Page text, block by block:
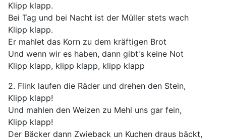
Klipp klapp.
Bei Tag und bei Nacht ist der Müller stets wach
Klipp klapp.
Er mahlet das Korn zu dem kräftigen Brot
Und wenn wir es haben, dann gibt's keine Not
Klipp klapp, klipp klapp, klipp klapp
2. Flink laufen die Räder und drehen den Stein,
Klipp klapp!
Und mahlen den Weizen zu Mehl uns gar fein,
Klipp klapp!
Der Bäcker dann Zwieback un Kuchen draus bäckt,